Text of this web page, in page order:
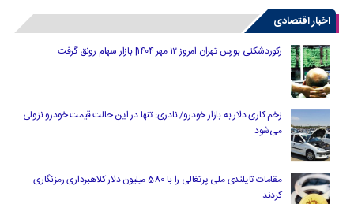
اخبار اقتصادی
رکوردشکنی بورس تهران امروز ۱۲ مهر ۱۴۰۴| بازار سهام رونق گرفت
زخم کاری دلار به بازار خودرو/ نادری: تنها در این حالت قیمت خودرو نزولی
می‌شود
مقامات تایلندی ملی پرتغالی را با 580 میلیون دلار کلاهبرداری رمزنگاری
کردند